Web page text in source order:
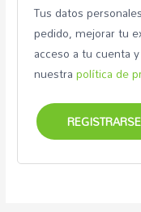
Tus datos
pedido, mejorar tu
acceso a tu cuenta
nuestrapolítica de
REGISTRARSE